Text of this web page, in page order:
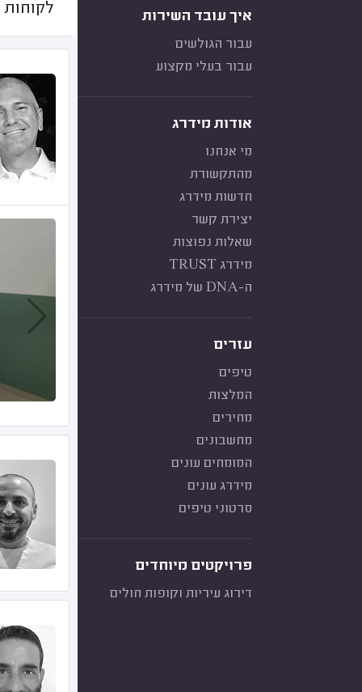
איך עובד השירות
עבור הגולשים
עבור בעלי מקצוע
אודות מידרג
מי אנחנו
מהתקשורת
חדשות מידרג
יצירת קשר
שאלות נפוצות
מידרג TRUST
ה-DNA של מידרג
עזרים
טיפים
המלצות
מחירים
מחשבונים
המומחים עונים
מידרג עונים
סרטוני טיפים
פרויקטים מיוחדים
דירוג עיריות וקופות חולים
לקוחות